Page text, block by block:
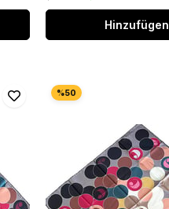
Hinzufügen